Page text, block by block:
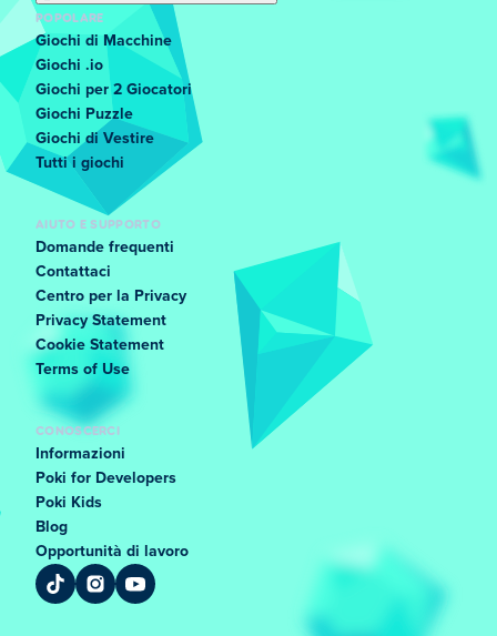
POPOLARE
Giochi di Macchine
Giochi .io
Giochi per 2 Giocatori
Giochi Puzzle
Giochi di Vestire
Tutti i giochi
AIUTO E SUPPORTO
Domande frequenti
Contattaci
Centro per la Privacy
Privacy Statement
Cookie Statement
Terms of Use
CONOSCERCI
Informazioni
Poki for Developers
Poki Kids
Blog
Opportunità di lavoro